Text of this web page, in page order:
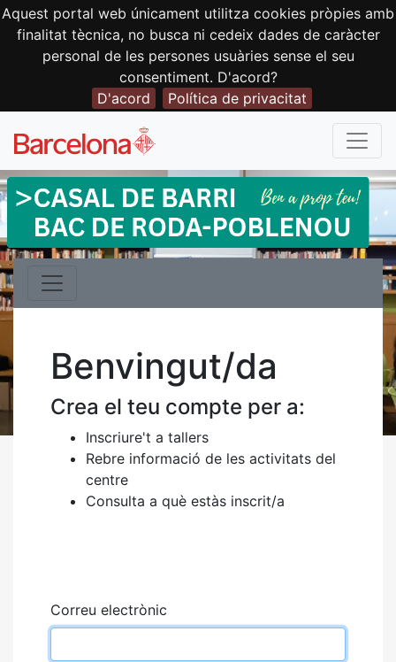
Aquest portal web únicament utilitza cookies pròpies amb
finalitat tècnica, no busca ni cedeix dades de caràcter
personal de les persones usuàries sense el seu
consentiment. D'acord?
D'acord
Política de privacitat
Benvingut/da
Crea el teu compte per a:
Inscriure't a tallers
Rebre informació de les activitats del
centre
Consulta a què estàs inscrit/a
Correu electrònic